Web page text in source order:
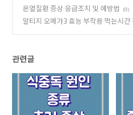
온열질환 증상 응급조치 및 예방법 (0)
알티지 오메가3 효능 부작용 먹는시간
관련글